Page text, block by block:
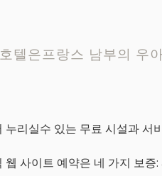
텔은프랑스 남부의 우
누리실수 있는 무료 시설과 서
웹 사이트 예약은 네 가지 보